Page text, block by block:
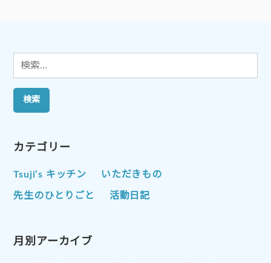
検
索:
カテゴリー
Tsuji’s キッチン いただきもの
先生のひとりごと 活動日記
月別アーカイブ